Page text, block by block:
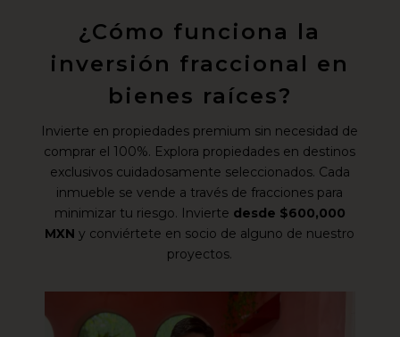
¿Cómo funciona la
inversión fraccional en
bienes raíces?
Invierte en propiedades premium sin necesidad de
comprar el 100%. Explora propiedades en destinos
exclusivos cuidadosamente seleccionados. Cada
inmueble se vende a través de fracciones para
minimizar tu riesgo. Invierte desde $600,000
MXN y conviértete en socio de alguno de nuestro
proyectos.